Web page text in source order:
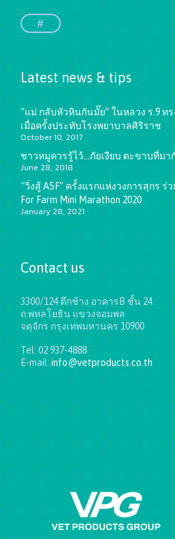
#
Latest news & tips
“แม่ กลับหัวหินกันมั๊ย” ในหลวง ร.9
เมื่อครั้งประทับโรงพยาบาลศิริราช
October 10, 2017
ชาวหมูควรรู้ไว้…ภัยเงียบ ตะขาบที่ม
June 28, 2018
“วิ่งสู้ ASF” ครั้งแรกแห่งวงการสุกร ร่ว
For Farm Mini Marathon 2020
January 28, 2021
Contact us
3300/124 ตึกช้าง อาคารB ชั้น 24
ถ.พหลโยธิน แขวงจอมพล
จตุจักร กรุงเทพมหานคร 10900
Tel: 02 937-4888
E-mail: info@vetproducts.co.th